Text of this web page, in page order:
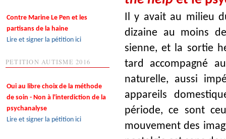
Il y avait au milieu
dizaine au moins
sienne, et la sortie
tard accompagné
naturelle, aussi
appareils
période, ce sont
mouvement des
Contre Marine Le Pen et les
partisans de la haine
Lire et signer la pétition ici
PETITION AUTISME 2016
Oui au libre choix de la méthode
de soin - Non à l'interdiction de la
psychanalyse
Lire et signer la pétition ici